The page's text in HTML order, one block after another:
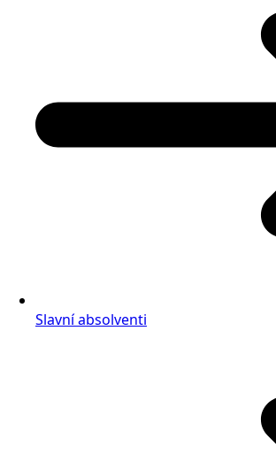
Slavní absolventi